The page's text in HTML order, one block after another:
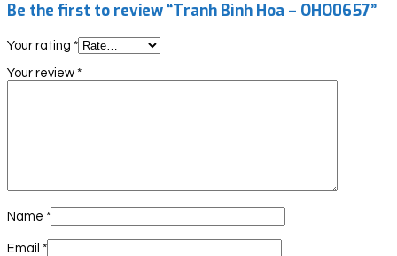
Be the first to review “Tranh Bình Hoa – OHO0657”
Your rating *
Your review *
Name *
Email *